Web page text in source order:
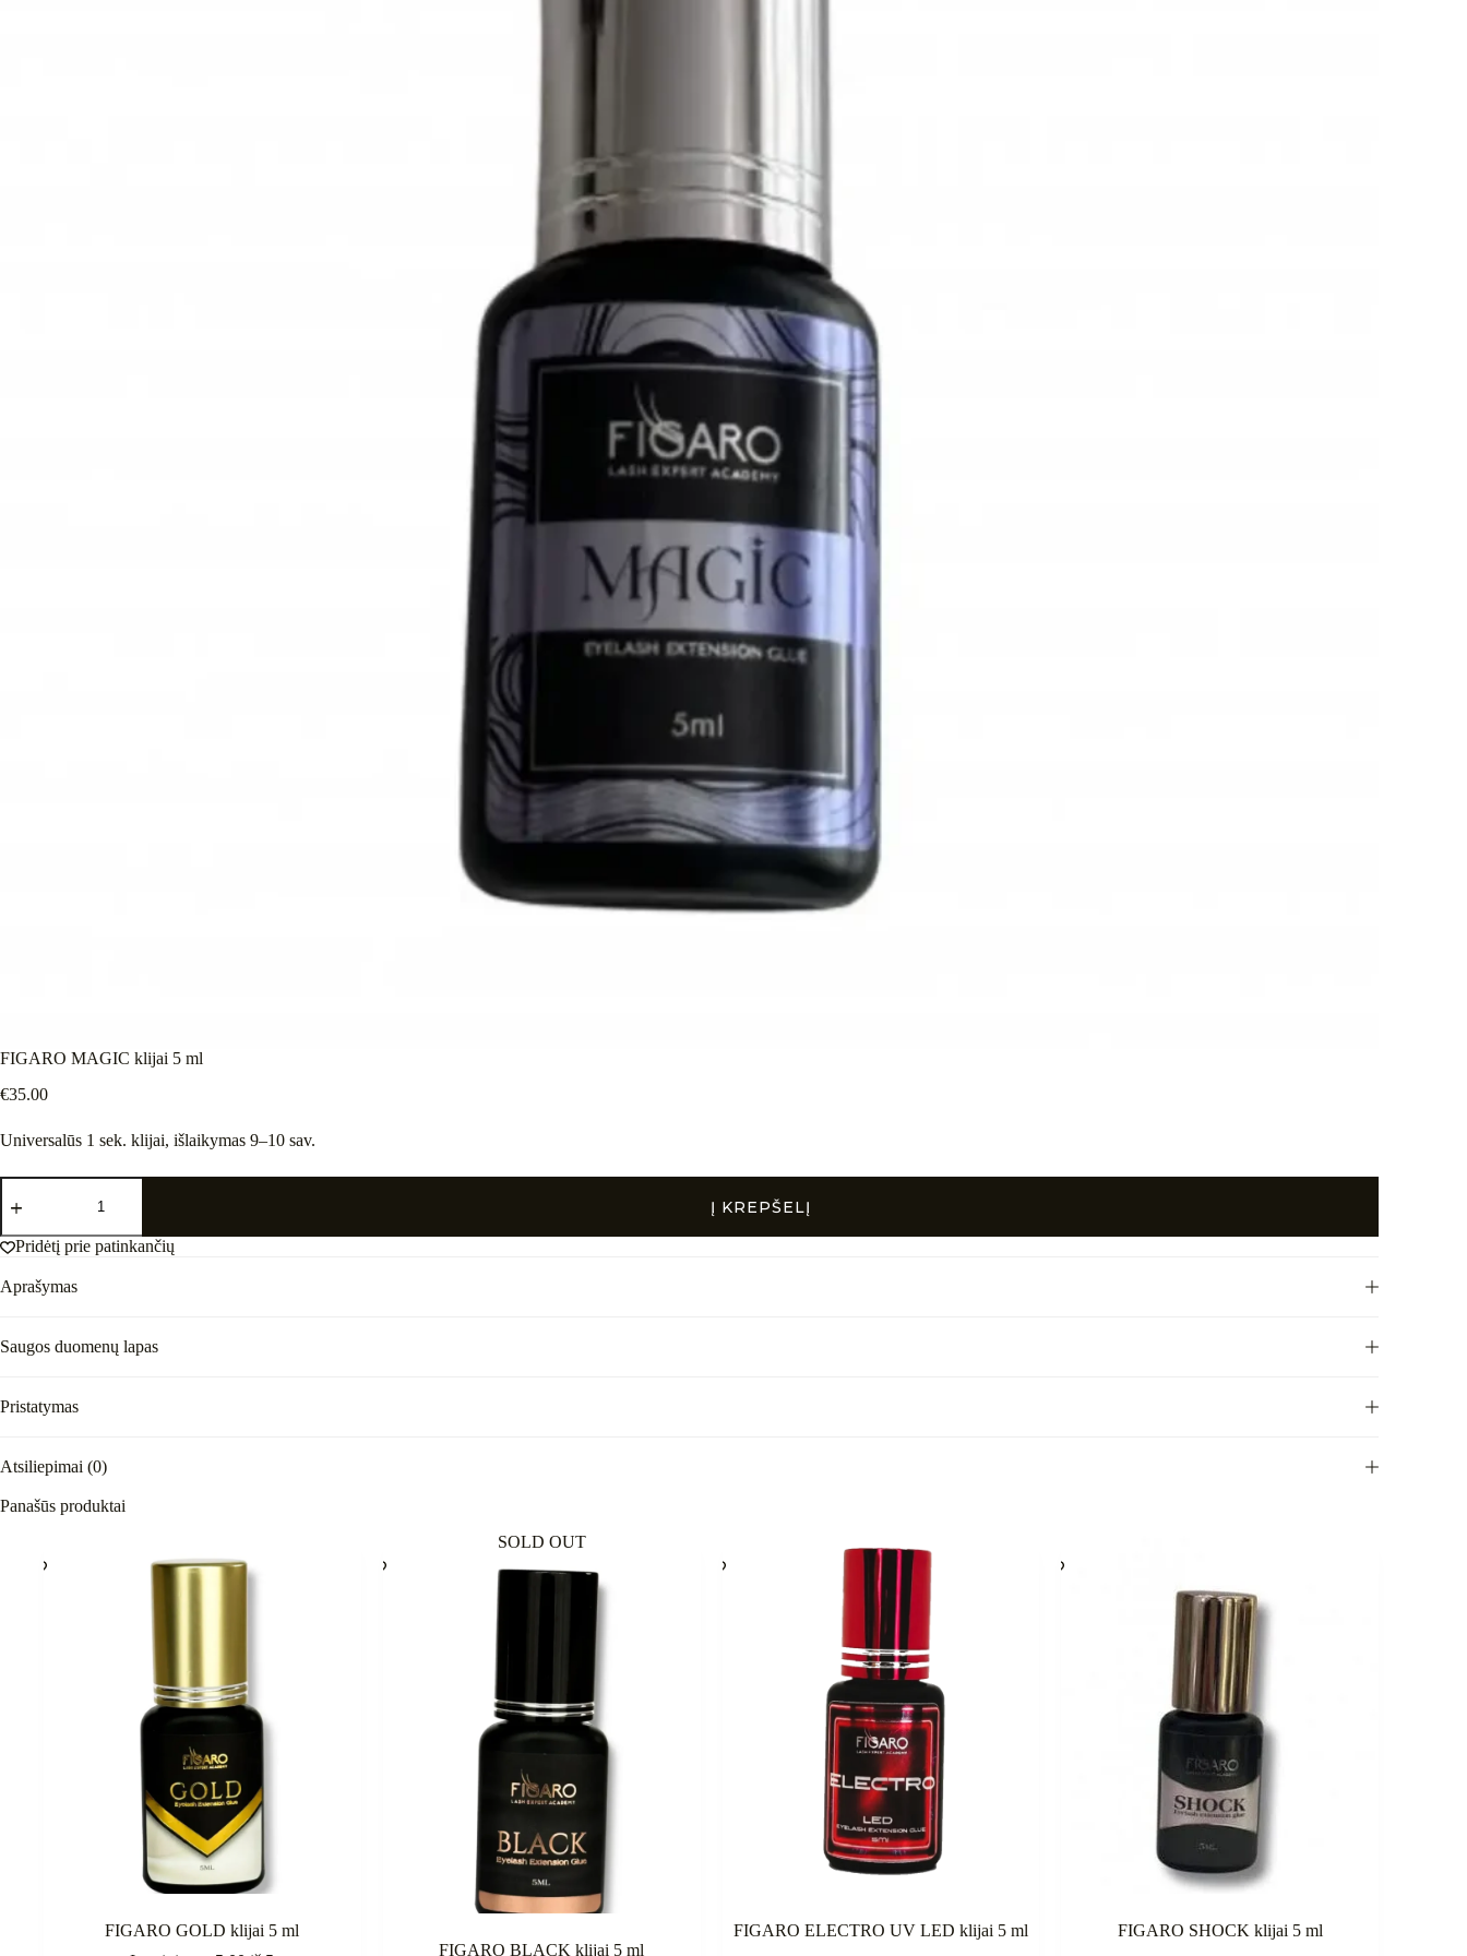
FIGARO MAGIC klijai 5 ml
€35.00
Universalūs 1 sek. klijai, išlaikymas 9–10 sav.
produkto
kiekis:
MAGIC
klijai
5
ml
Į KREPŠELĮ
Pridėtį prie patinkančių
Aprašymas
Saugos duomenų lapas
Pristatymas
Atsiliepimai (0)
Panašūs produktai
FIGARO GOLD klijai 5 ml
SOLD OUT
FIGARO BLACK klijai 5 ml
FIGARO ELECTRO UV LED klijai 5 ml FIGARO SHOCK klijai 5 ml